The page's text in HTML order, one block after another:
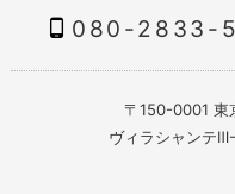
080-2833-
〒150-0001 東
ヴィラシャンテ